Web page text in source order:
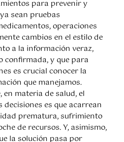
para prevenir y
sean pruebas
operaciones
cambios en el estilo de
a la información veraz,
confirmada, y que para
es crucial conocer la
que manejamos.
en materia de salud, el
es que acarrean
prematura, sufrimiento
de recursos. Y, asimismo,
la solución pasa por